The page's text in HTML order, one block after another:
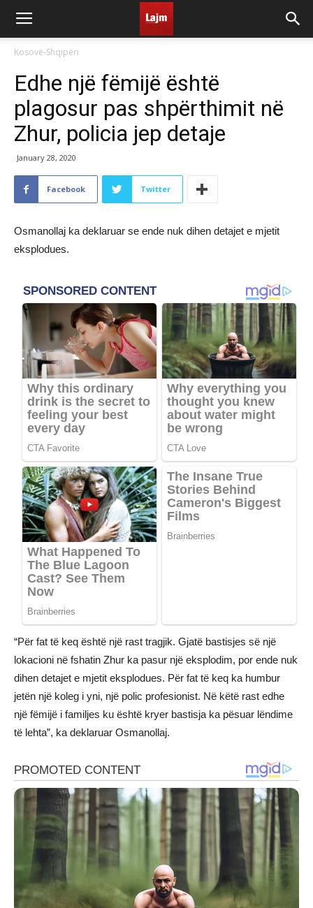
Kosovë-Shqipëri
Edhe një fëmijë është
plagosur pas shpërthimit në
Zhur, policia jep detaje
January 28, 2020
Facebook Twitter
Osmanollaj ka deklaruar se ende nuk dihen detajet e mjetit
eksplodues.
“Për fat të keq është një rast tragjik. Gjatë bastisjes së një
lokacioni në fshatin Zhur ka pasur një eksplodim, por ende nuk
dihen detajet e mjetit eksplodues. Për fat të keq ka humbur
jetën një koleg i yni, një polic profesionist. Në këtë rast edhe
një fëmijë i familjes ku është kryer bastisja ka pësuar lëndime
të lehta”, ka deklaruar Osmanollaj.